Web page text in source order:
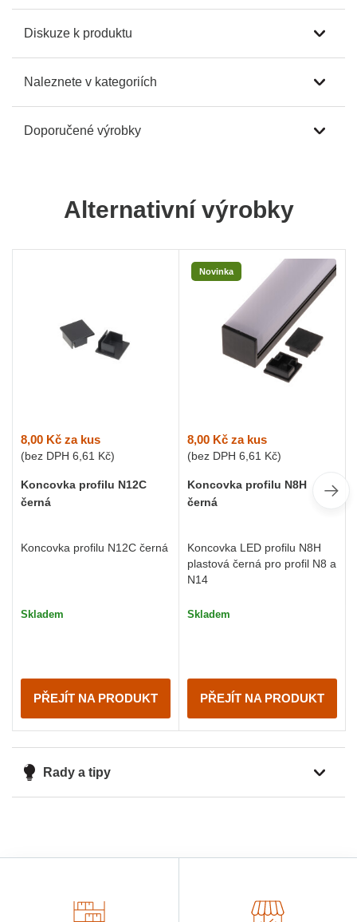
Diskuze k produktu
Naleznete v kategoriích
Doporučené výrobky
Alternativní výrobky
8,00 Kč za kus
(bez DPH 6,61 Kč)
Koncovka profilu N12C
černá
Koncovka profilu N12C černá
Skladem
PŘEJÍT NA PRODUKT
Novinka
8,00 Kč za kus
(bez DPH 6,61 Kč)
Koncovka profilu N8H
černá
Koncovka LED profilu N8H
plastová černá pro profil N8 a
N14
Skladem
PŘEJÍT NA PRODUKT
Rady a tipy